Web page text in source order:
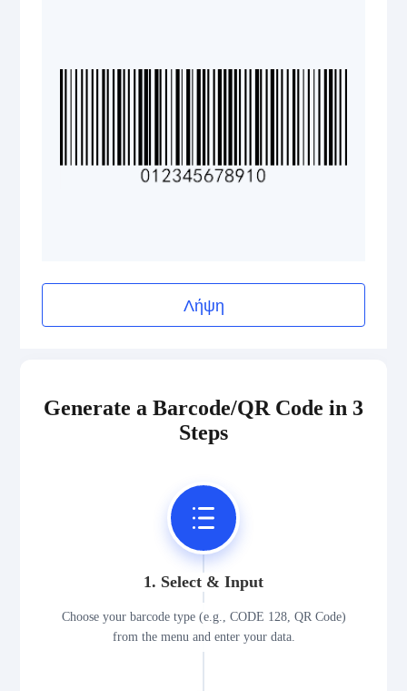
ISBN Codes
Medical Device Codes
GS1 2D Codes
Λήψη
Generate a Barcode/QR Code in 3
Steps
1. Select & Input
Choose your barcode type (e.g., CODE 128, QR Code)
from the menu and enter your data.